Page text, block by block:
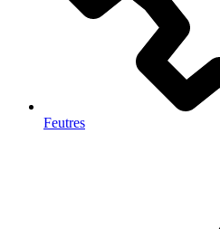
Feutres